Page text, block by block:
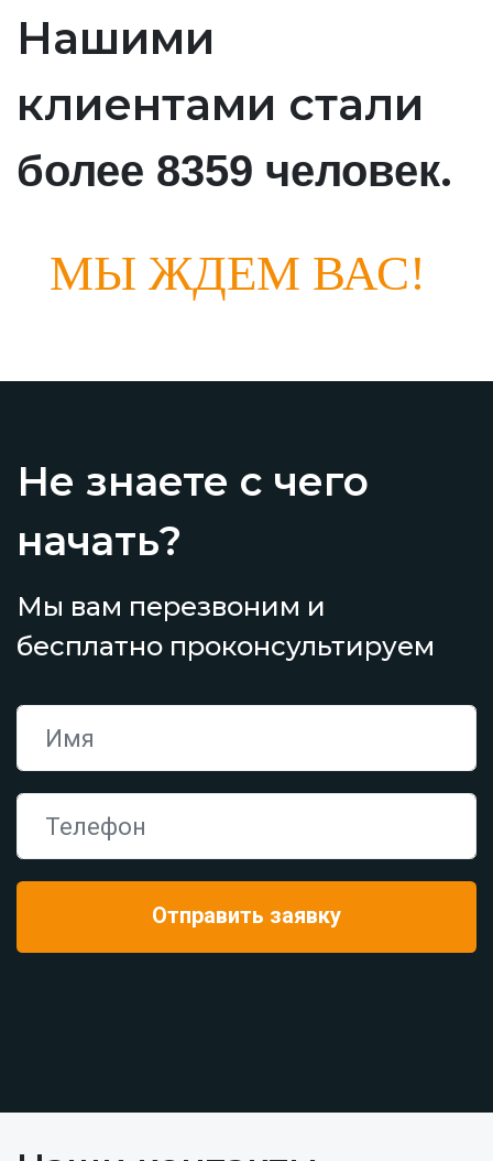
Нашими
клиентами стали
более 8359 человек.
МЫ ЖДЕМ ВАС!
Не знаете с чего
начать?
Мы вам перезвоним и
бесплатно проконсультируем